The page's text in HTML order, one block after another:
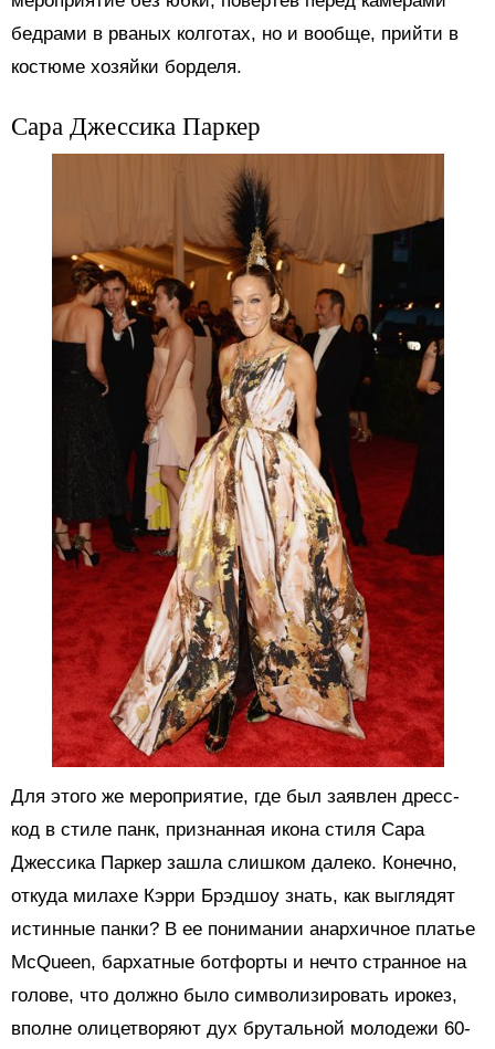
бедрами в рваных колготах, но и вообще, прийти в
костюме хозяйки борделя.
Сара Джессика Паркер
Для этого же мероприятие, где был заявлен дресс-
код в стиле панк, признанная икона стиля Сара
Джессика Паркер зашла слишком далеко. Конечно,
откуда милахе Кэрри Брэдшоу знать, как выглядят
истинные панки? В ее понимании анархичное платье
McQueen, бархатные ботфорты и нечто странное на
голове, что должно было символизировать ирокез,
вполне олицетворяют дух брутальной молодежи 60-